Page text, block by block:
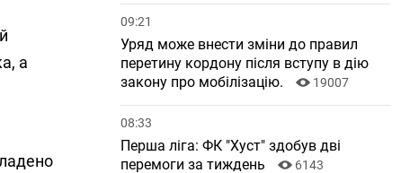
а
09:21
Уряд може внести зміни до правил
перетину кордону після вступу в дію
закону про мобілізацію.
19007
08:33
Перша ліга: ФК "Хуст" здобув дві
перемоги за тиждень
6143